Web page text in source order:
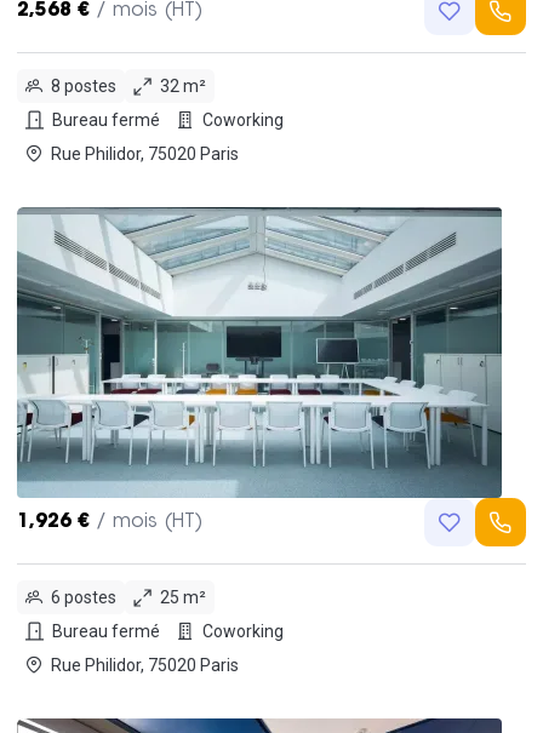
2,568 € / mois (HT)
8 postes
32 m²
Bureau fermé
Coworking
Rue Philidor, 75020 Paris
1,926 € / mois (HT)
6 postes
25 m²
Bureau fermé
Coworking
Rue Philidor, 75020 Paris